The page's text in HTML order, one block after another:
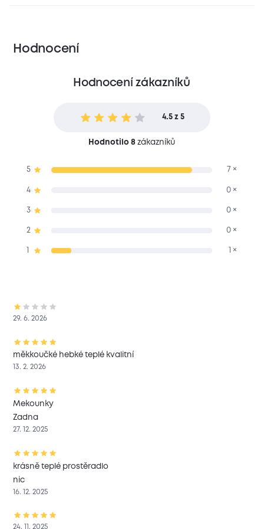
Hodnocení
Hodnocení zákazníků
4.5 z 5
Hodnotilo 8 zákazníků
5 7 ×
4 0 ×
3 0 ×
2 0 ×
1 ×
29. 6. 2026
měkkoučké hebké teplé kvalitní
13. 2. 2026
Mekounky
Zadna
27. 12. 2025
krásně teplé prostěradlo
nic
16. 12. 2025
24. 11. 2025